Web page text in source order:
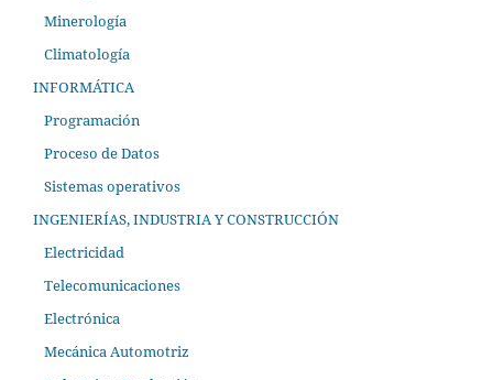
Minerología
Climatología
INFORMÁTICA
Programación
Proceso de Datos
Sistemas operativos
INGENIERÍAS, INDUSTRIA Y CONSTRUCCIÓN
Electricidad
Telecomunicaciones
Electrónica
Mecánica Automotriz